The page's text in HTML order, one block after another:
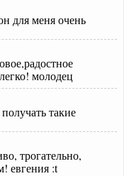
для меня очень
молодец
такие
трогательно,
евгения :t